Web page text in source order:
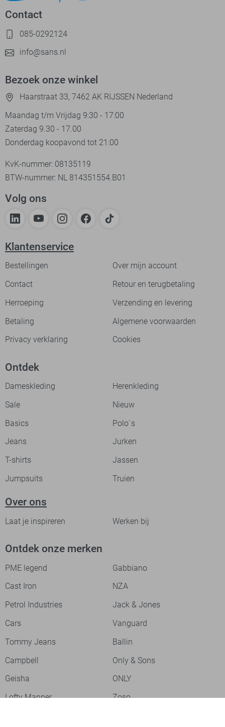
Contact
085-0292124
info@sans.nl
Bezoek onze winkel
Haarstraat 33, 7462 AK RIJSSEN Nederland
Maandag t/m Vrijdag 9:30 - 17:00
Zaterdag 9.30 - 17.00
Donderdag koopavond tot 21:00
KvK-nummer: 08135119
BTW-nummer: NL 814351554.B01
Volg ons
Klantenservice
Bestellingen
Over mijn account
Contact
Retour en terugbetaling
Herroeping
Verzending en levering
Betaling
Algemene voorwaarden
Privacy verklaring
Cookies
Ontdek
Dameskleding
Herenkleding
Sale
Nieuw
Basics
Polo`s
Jeans
Jurken
T-shirts
Jassen
Jumpsuits
Truien
Over ons
Laat je inspireren Werken bij
Ontdek onze merken
PME legend
Gabbiano
Cast Iron
NZA
Petrol Industries
Jack & Jones
Cars
Vanguard
Tommy Jeans
Ballin
Campbell
Only & Sons
Geisha
ONLY
Lofty Manner
Zoso